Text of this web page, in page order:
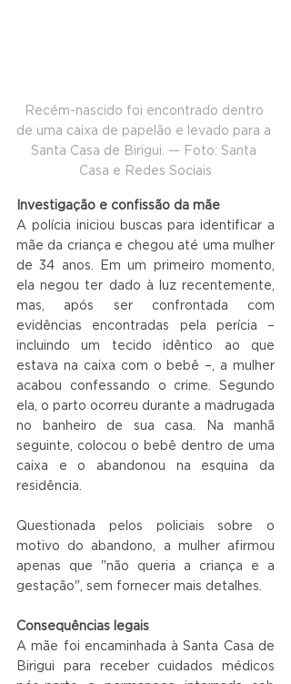
Recém-nascido foi encontrado dentro
de uma caixa de papelão e levado para a
Santa Casa de Birigui. — Foto: Santa
Casa e Redes Sociais
Investigação e confissão da mãe
A polícia iniciou buscas para identificar a
mãe da criança e chegou até uma mulher
de 34 anos. Em um primeiro momento,
ela negou ter dado à luz recentemente,
mas, após ser confrontada com
evidências encontradas pela perícia –
incluindo um tecido idêntico ao que
estava na caixa com o bebê –, a mulher
acabou confessando o crime. Segundo
ela, o parto ocorreu durante a madrugada
no banheiro de sua casa. Na manhã
seguinte, colocou o bebê dentro de uma
caixa e o abandonou na esquina da
residência.
Questionada pelos policiais sobre o
motivo do abandono, a mulher afirmou
apenas que "não queria a criança e a
gestação", sem fornecer mais detalhes.
Consequências legais
A mãe foi encaminhada à Santa Casa de
Birigui para receber cuidados médicos